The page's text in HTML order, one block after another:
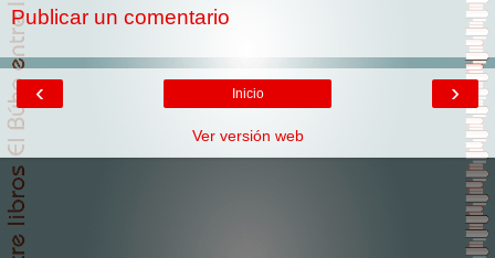
Publicar un comentario
‹ ›
Inicio
Ver versión web